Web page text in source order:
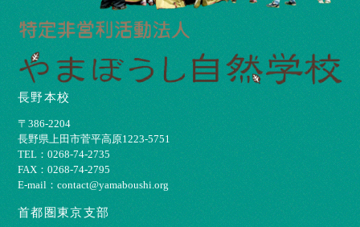
長野本校
〒386-2204
⻑野県上⽥市菅平⾼原1223-5751
TEL：0268-74-2735
FAX：0268-74-2795
E-mail：contact@yamaboushi.org
首都圏東京支部